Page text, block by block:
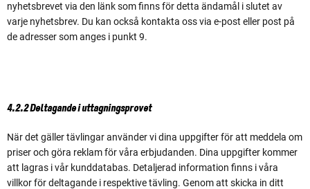
nyhetsbrevet via den länk som finns för detta ändamål i slutet av
varje nyhetsbrev. Du kan också kontakta oss via e-post eller post på
de adresser som anges i punkt 9.
4.2.2 Deltagande i uttagningsprovet
När det gäller tävlingar använder vi dina uppgifter för att meddela om
priser och göra reklam för våra erbjudanden. Dina uppgifter kommer
att lagras i vår kunddatabas. Detaljerad information finns i våra
villkor för deltagande i respektive tävling. Genom att skicka in ditt